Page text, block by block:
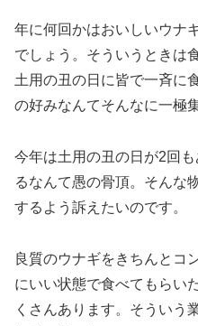
年に何回かはおいしいウナ
でしょう。そういうときは
土用の丑の日に皆で一斉に
の好みなんてそんなに一極
今年は土用の丑の日が2回
るなんて愚の骨頂。そんな
するよう訴えたいのです。
良質のウナギをきちんとコ
にいい状態で食べてもらい
くさんあります。そういう